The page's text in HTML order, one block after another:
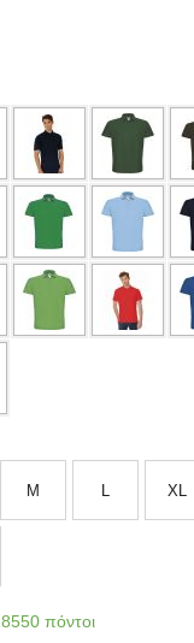
M L XL
8550 πόντοι